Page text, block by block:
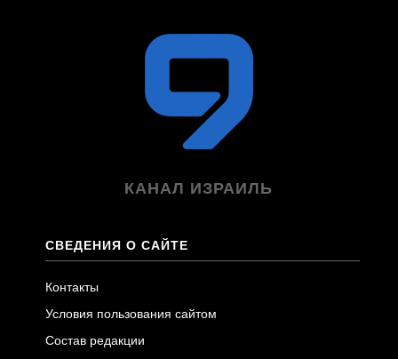
КАНАЛ ИЗРАИЛЬ
СВЕДЕНИЯ О САЙТЕ
Контакты
Условия пользования сайтом
Состав редакции